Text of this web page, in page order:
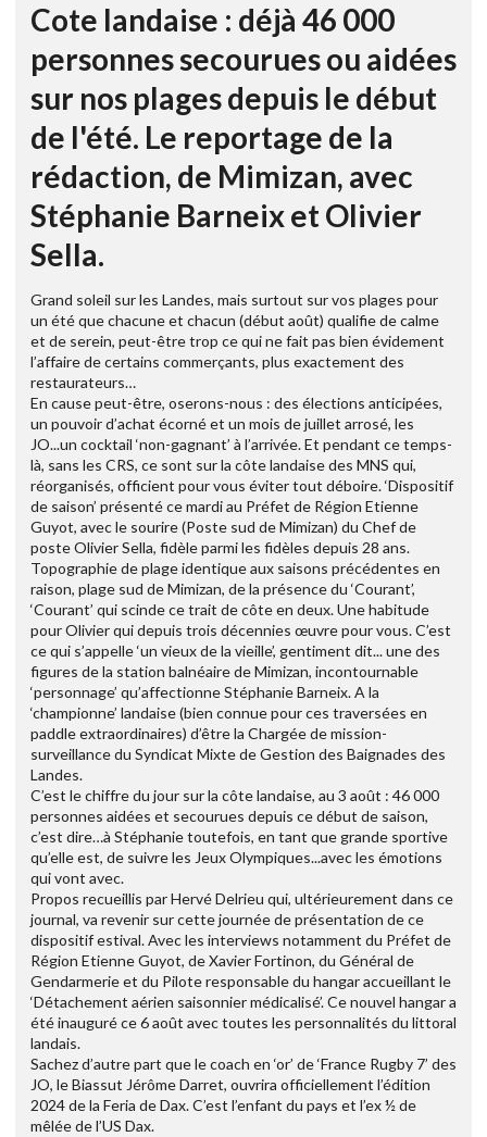
Cote landaise : déjà 46 000
personnes secourues ou aidées
sur nos plages depuis le début
de l'été. Le reportage de la
rédaction, de Mimizan, avec
Stéphanie Barneix et Olivier
Sella.
Grand soleil sur les Landes, mais surtout sur vos plages pour
un été que chacune et chacun (début août) qualifie de calme
et de serein, peut-être trop ce qui ne fait pas bien évidement
l’affaire de certains commerçants, plus exactement des
restaurateurs…
En cause peut-être, oserons-nous : des élections anticipées,
un pouvoir d’achat écorné et un mois de juillet arrosé, les
JO...un cocktail ‘non-gagnant’ à l’arrivée. Et pendant ce temps-
là, sans les CRS, ce sont sur la côte landaise des MNS qui,
réorganisés, officient pour vous éviter tout déboire. ‘Dispositif
de saison’ présenté ce mardi au Préfet de Région Etienne
Guyot, avec le sourire (Poste sud de Mimizan) du Chef de
poste Olivier Sella, fidèle parmi les fidèles depuis 28 ans.
Topographie de plage identique aux saisons précédentes en
raison, plage sud de Mimizan, de la présence du ‘Courant’,
‘Courant’ qui scinde ce trait de côte en deux. Une habitude
pour Olivier qui depuis trois décennies œuvre pour vous. C’est
ce qui s’appelle ‘un vieux de la vieille’, gentiment dit... une des
figures de la station balnéaire de Mimizan, incontournable
‘personnage’ qu’affectionne Stéphanie Barneix. A la
‘championne’ landaise (bien connue pour ces traversées en
paddle extraordinaires) d’être la Chargée de mission-
surveillance du Syndicat Mixte de Gestion des Baignades des
Landes.
C’est le chiffre du jour sur la côte landaise, au 3 août : 46 000
personnes aidées et secourues depuis ce début de saison,
c’est dire…à Stéphanie toutefois, en tant que grande sportive
qu’elle est, de suivre les Jeux Olympiques...avec les émotions
qui vont avec.
Propos recueillis par Hervé Delrieu qui, ultérieurement dans ce
journal, va revenir sur cette journée de présentation de ce
dispositif estival. Avec les interviews notamment du Préfet de
Région Etienne Guyot, de Xavier Fortinon, du Général de
Gendarmerie et du Pilote responsable du hangar accueillant le
‘Détachement aérien saisonnier médicalisé’. Ce nouvel hangar a
été inauguré ce 6 août avec toutes les personnalités du littoral
landais.
Sachez d’autre part que le coach en ‘or’ de ‘France Rugby 7’ des
JO, le Biassut Jérôme Darret, ouvrira officiellement l’édition
2024 de la Feria de Dax. C’est l’enfant du pays et l’ex ½ de
mêlée de l’US Dax.